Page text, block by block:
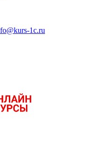
1c.ru
сертификация